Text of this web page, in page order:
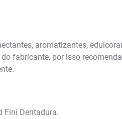
aromatizantes,
fabricante, por isso
Fini Dentadura.